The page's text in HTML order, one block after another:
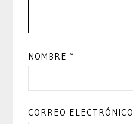
NOMBRE *
CORREO ELECTRÓNICO